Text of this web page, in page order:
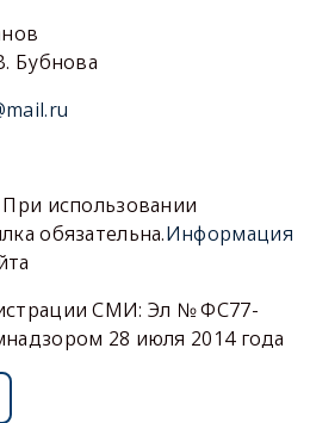
Бубнова
использовании
обязательна.Информация
СМИ: Эл № ФС77-
28 июля 2014 года